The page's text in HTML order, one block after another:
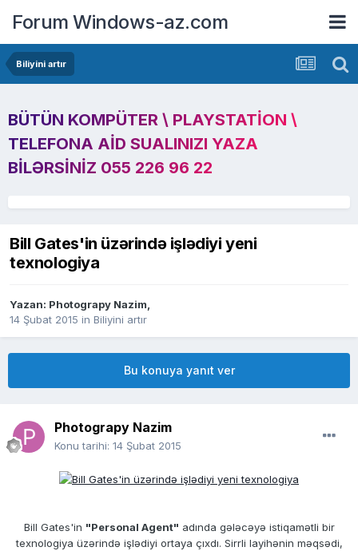
Forum Windows-az.com
Biliyini artır
BÜTÜN KOMPÜTER \ PLAYSTATION \
TELEFONA AID SUALINIZI YAZA
BILƏRSINIZ 055 226 96 22
Bill Gates'in üzərində işlədiyi yeni
texnologiya
Yazan: Photograpy Nazim,
14 Şubat 2015 in Biliyini artır
Bu konuya yanıt ver
Photograpy Nazim
Konu tarihi: 14 Şubat 2015
Bill Gates'in "Personal Agent" adında gələcəyə istiqamətli bir
texnologiya üzərində işlədiyi ortaya çıxdı. Sirrli layihənin məqsədi,